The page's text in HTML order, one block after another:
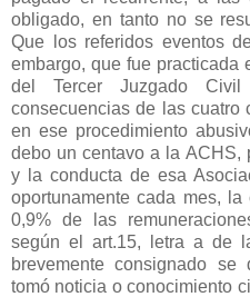
obligado, en tanto no se
Que los referidos eventos
embargo, que fue practicada
del Tercer Juzgado
consecuencias de las cuatro
en ese procedimiento
debo un centavo a la ACHS,
y la conducta de esa
oportunamente cada mes,
0,9% de las
según el art.15, letra a de
brevemente consignado
tomó noticia o conocimiento